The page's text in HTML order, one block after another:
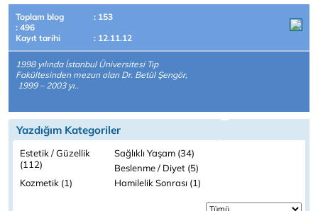
Toplam blog
: 153
: 496
Kayıt tarihi
: 12.11.12
1998 yılında İstanbul Üniversitesi Tıp
Fakültesinden mezun olan Dr. Betül Şengör,
1999 – 2003 yı..
Yazdığım Kategoriler
Estetik / Güzellik
(112)
Sağlıklı Yaşam (34)
Beslenme / Diyet (5)
Kozmetik (1)
Hamilelik Sonrası (1)